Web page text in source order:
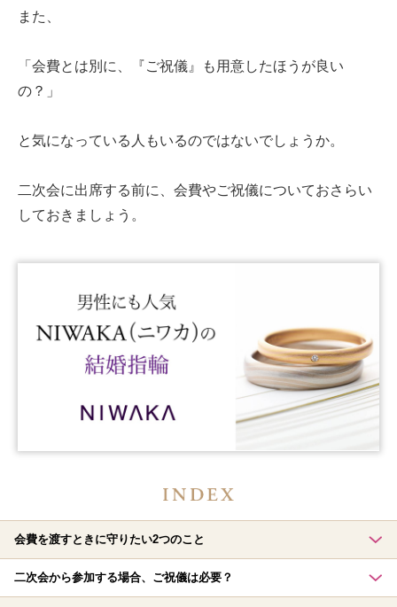
また、
「会費とは別に、『ご祝儀』も用意したほうが良い
の？」
と気になっている人もいるのではないでしょうか。
二次会に出席する前に、会費やご祝儀についておさらい
しておきましょう。
会費を渡すときに守りたい2つのこと
二次会から参加する場合、ご祝儀は必要？